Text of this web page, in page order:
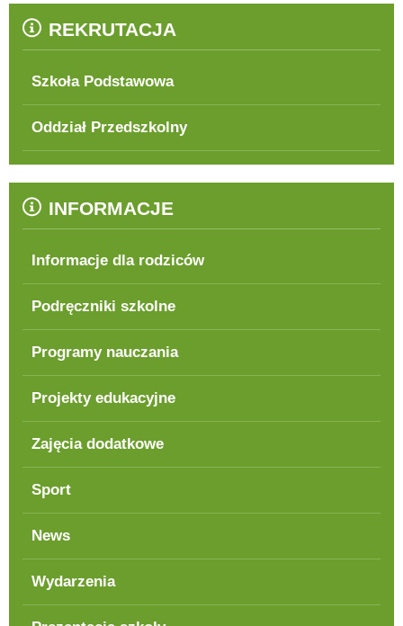
REKRUTACJA
Szkoła Podstawowa
Oddział Przedszkolny
INFORMACJE
Informacje dla rodziców
Podręczniki szkolne
Programy nauczania
Projekty edukacyjne
Zajęcia dodatkowe
Sport
News
Wydarzenia